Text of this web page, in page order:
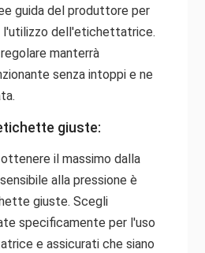
guida del produttore per
l'utilizzo dell'etichettatrice.
manterrà
senza intoppi e ne
giuste:
il massimo dalla
alla pressione è
giuste. Scegli
specificamente per l'uso
e assicurati che siano